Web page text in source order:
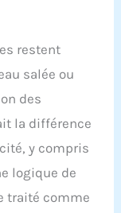
restent
salée ou
des
la différence
y compris
logique de
traité comme